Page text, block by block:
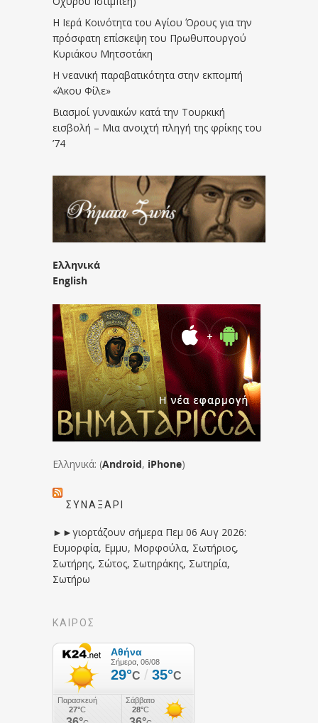
Η Ιερά Κοινότητα του Αγίου Όρους για την
πρόσφατη επίσκεψη του Πρωθυπουργού
Κυριάκου Μητσοτάκη
Η νεανική παραβατικότητα στην εκπομπή
«Άκου Φίλε»
Βιασμοί γυναικών κατά την Τουρκική
εισβολή – Μια ανοιχτή πληγή της φρίκης του
’74
Ελληνικά
English
Ελληνικά: (Android, iPhone)
ΣΥΝΑΞΆΡΙ
►►γιορτάζουν σήμερα Πεμ 06 Αυγ 2026:
Ευμορφία, Εμμυ, Μορφούλα, Σωτήριος,
Σωτήρης, Σώτος, Σωτηράκης, Σωτηρία,
Σωτήρω
ΚΑΙΡΟΣ